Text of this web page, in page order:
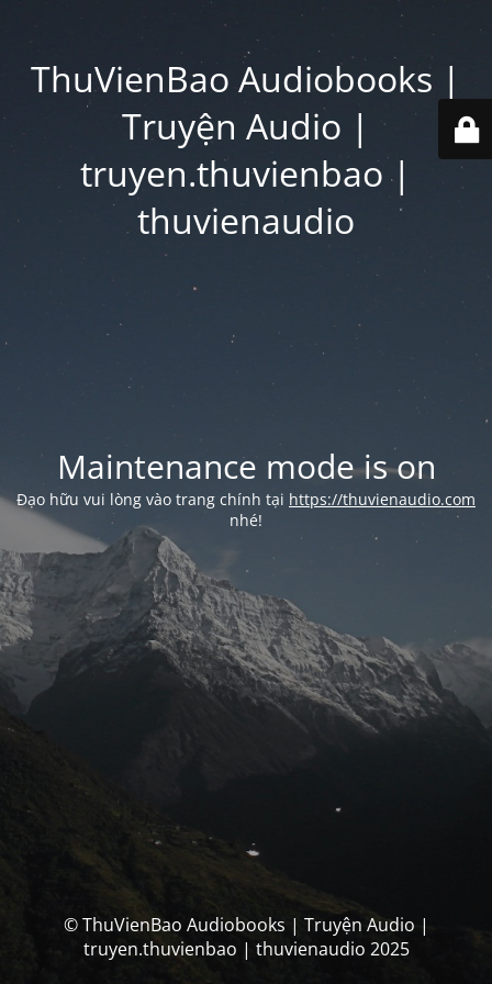
ThuVienBao Audiobooks |
Truyện Audio |
truyen.thuvienbao |
thuvienaudio
Maintenance mode is on
Đạo hữu vui lòng vào trang chính tại https://thuvienaudio.com
nhé!
© ThuVienBao Audiobooks | Truyện Audio |
truyen.thuvienbao | thuvienaudio 2025